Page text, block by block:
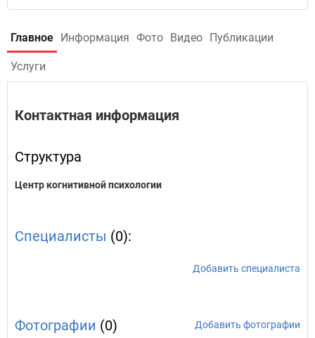
Главное Информация Фото Видео Публикации
Услуги
Контактная информация
Структура
Центр когнитивной психологии
Специалисты (0):
Добавить специалиста
Фотографии (0) Добавить фотографии